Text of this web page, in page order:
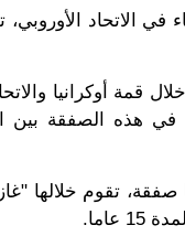
في الاتحاد
قمة أوكرانيا
هذه الصفقة بين